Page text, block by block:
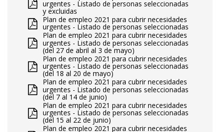
urgentes - Listado de personas seleccionadas
y excluidas
Plan de empleo 2021 para cubrir necesidades
urgentes - Listado de personas seleccionadas
Plan de empleo 2021 para cubrir necesidades
urgentes - Listado de personas seleccionadas
(del 27 de abril al 3 de mayo)
Plan de empleo 2021 para cubrir necesidades
urgentes - Listado de personas seleccionadas
(del 18 al 20 de mayo)
Plan de empleo 2021 para cubrir necesidades
urgentes - Listado de personas seleccionadas
(del 7 al 14 de junio)
Plan de empleo 2021 para cubrir necesidades
urgentes - Listado de personas seleccionadas
(del 15 al 22 de junio)
Plan de empleo 2021 para cubrir necesidades